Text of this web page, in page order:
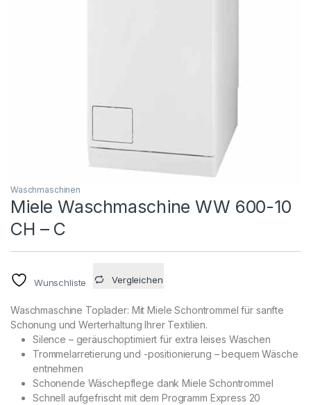
Waschmaschinen
Miele Waschmaschine WW 600-10
CH – C
Wunschliste Vergleichen
Waschmaschine Toplader: Mit Miele Schontrommel für sanfte
Schonung und Werterhaltung Ihrer Textilien.
Silence – geräuschoptimiert für extra leises Waschen
Trommelarretierung und -positionierung – bequem Wäsche
entnehmen
Schonende Wäschepflege dank Miele Schontrommel
Schnell aufgefrischt mit dem Programm Express 20